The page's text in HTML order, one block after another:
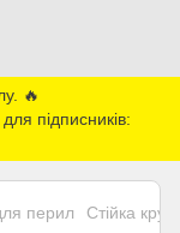
🔥
підписників:
перил Стійка